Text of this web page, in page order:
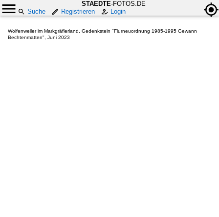
STAEDTE-FOTOS.DE
Suche
Registrieren Login
Wolfenweiler im Markgräflerland, Gedenkstein "Flurneuordnung 1985-1995 Gewann
Bechtenmatten", Juni 2023